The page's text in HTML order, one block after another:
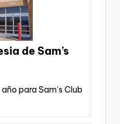
de Sam’s
para Sam’s Club